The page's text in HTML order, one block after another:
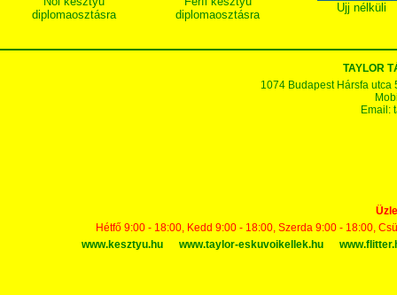
diplomaosztásra
diplomaosztásra
Ujj nélküli
TAYLOR
1074 Budapest Hársfa utca
Email:
Hétfő 9:00 - 18:00, Kedd 9:00 - 18:00, Szerda 9:00 - 18:00,
www.kesztyu.hu
www.taylor-eskuvoikellek.hu